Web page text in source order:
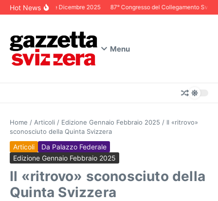
Salta al contenuto
Hot NewsEditoriale Dicembre 2025 87° Congresso del Collegamento
Menu
Home / Articoli / Edizione Gennaio Febbraio 2025 / Il «ritrovo»
sconosciuto della Quinta Svizzera
Articoli
Da Palazzo Federale
Edizione Gennaio Febbraio 2025
Il «ritrovo» sconosciuto della
Quinta Svizzera